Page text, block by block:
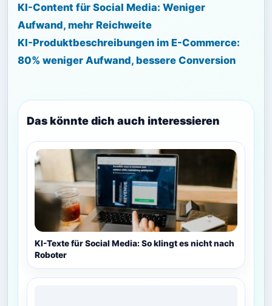
KI-Content für Social Media: Weniger
Aufwand, mehr Reichweite
KI-Produktbeschreibungen im E-Commerce:
80% weniger Aufwand, bessere Conversion
Das könnte dich auch interessieren
KI-Texte für Social Media: So klingt es nicht nach
Roboter